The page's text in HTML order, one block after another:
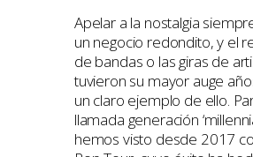
Apelar a la nostalgia
un negocio redondito, y el
de bandas o las giras de
tuvieron su mayor auge
un claro ejemplo de ello.
llamada generación
hemos visto desde 2017